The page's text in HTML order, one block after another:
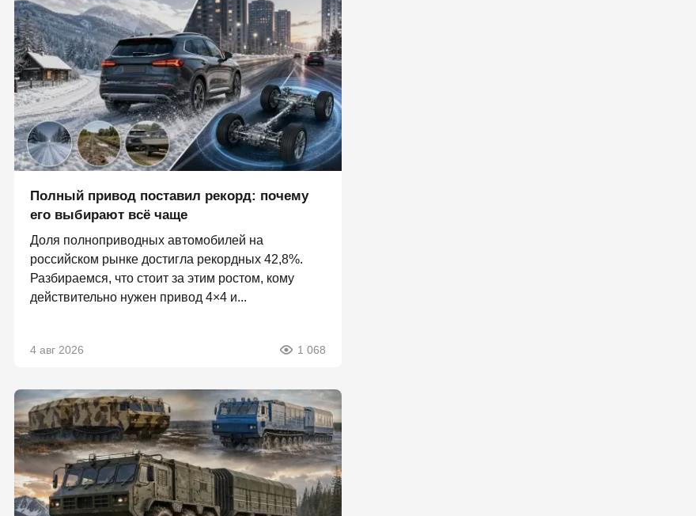
Полный привод поставил рекорд: почему
его выбирают всё чаще
Доля полноприводных автомобилей на
российском рынке достигла рекордных 42,8%.
Разбираемся, что стоит за этим ростом, кому
действительно нужен привод 4×4 и...
4 авг 2026 1 068